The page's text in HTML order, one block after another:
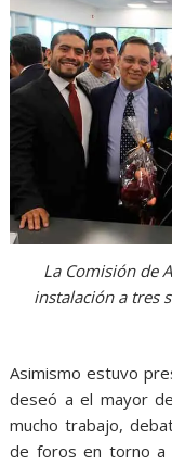
La Comisión de
instalación a tres
Asimismo estuvo
deseó a el mayor
mucho trabajo,
de foros en torno a